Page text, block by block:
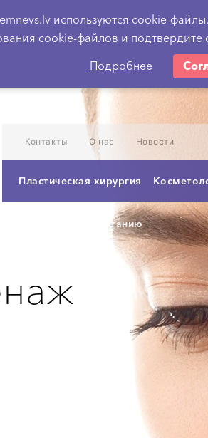
используются cookie-
cookie-файлов и
Подробнее
Контакты О нас Новости
Пластическая хирургия
Специалист по питанию